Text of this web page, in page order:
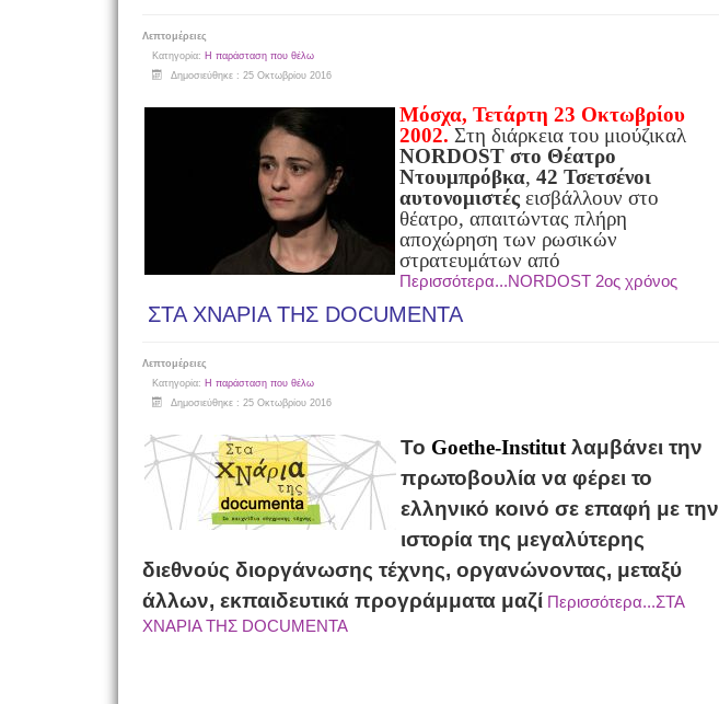
Λεπτομέρειες
Κατηγορία: Η παράσταση που θέλω
Δημοσιεύθηκε : 25 Οκτωβρίου 2016
Μόσχα, Τετάρτη 23 Οκτωβρίου
2002. Στη διάρκεια του μιούζικαλ
NORDOST στο Θέατρο
Ντουμπρόβκα, 42 Τσετσένοι
αυτονομιστέςεισβάλλουν στο
θέατρο, απαιτώντας πλήρη
αποχώρηση των ρωσικών
στρατευμάτων από
Περισσότερα...NORDOST 2ος χρόνος
ΣΤΑ ΧΝΑΡΙΑ ΤΗΣ DOCUMENTA
Λεπτομέρειες
Κατηγορία: Η παράσταση που θέλω
Δημοσιεύθηκε : 25 Οκτωβρίου 2016
To Goethe-Institutλαμβάνει την
πρωτοβουλία να φέρει το
ελληνικό κοινό σε επαφή με την
ιστορία της μεγαλύτερης
διεθνούς διοργάνωσης τέχνης, οργανώνοντας, μεταξύ
άλλων, εκπαιδευτικά προγράμματα μαζί Περισσότερα...ΣΤΑ
ΧΝΑΡΙΑ ΤΗΣ DOCUMENTA